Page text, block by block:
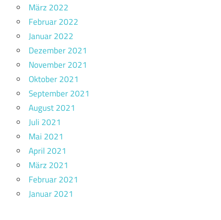
März 2022
Februar 2022
Januar 2022
Dezember 2021
November 2021
Oktober 2021
September 2021
August 2021
Juli 2021
Mai 2021
April 2021
März 2021
Februar 2021
Januar 2021